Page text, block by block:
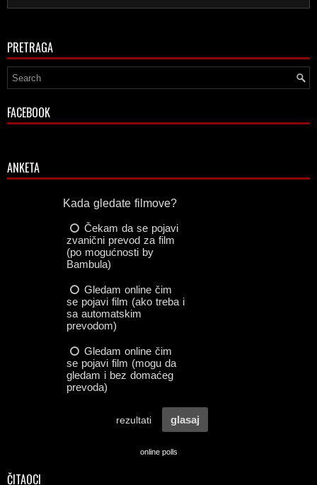
PRETRAGA
FACEBOOK
ANKETA
online polls
ČITAOCI